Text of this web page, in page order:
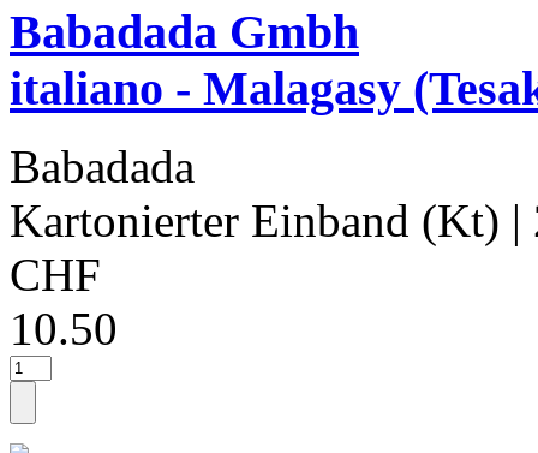
Babadada Gmbh
italiano - Malagasy
Babadada
Kartonierter Einband (Kt) |
CHF
10.50